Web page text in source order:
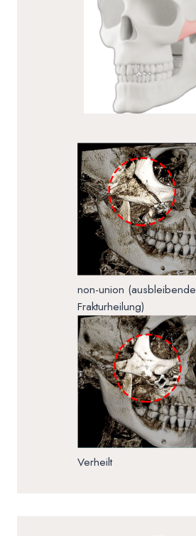
non-union (ausbleibende
Frakturheilung)
Verheilt